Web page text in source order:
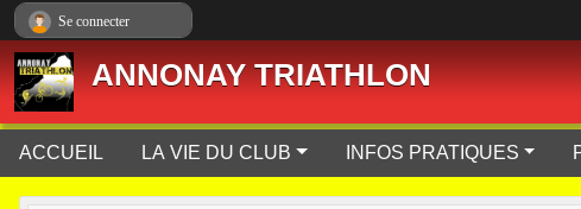
ANNONAY TRIATHLON
ACCUEIL LA VIE DU CLUB INFOS PRATIQUES
Se connecter
Panneau de gestion des cookies